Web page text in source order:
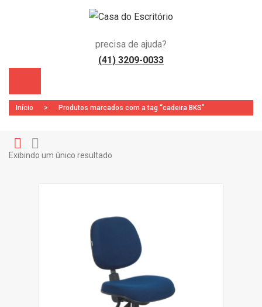
precisa de ajuda?
(41) 3209-0033
Início > Produtos marcados com a tag “cadeira BKS”
Exibindo um único resultado